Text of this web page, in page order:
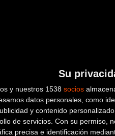
Su
y nuestros 1538 socios
datos personales, como
y contenido
de servicios. Con su permiso,
precisa e identificación
Landa, titánico su